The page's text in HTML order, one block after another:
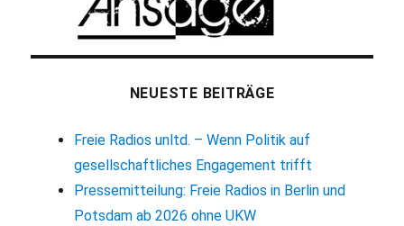
NEUESTE BEITRÄGE
Freie Radios unltd. – Wenn Politik auf
gesellschaftliches Engagement trifft
Pressemitteilung: Freie Radios in Berlin und
Potsdam ab 2026 ohne UKW